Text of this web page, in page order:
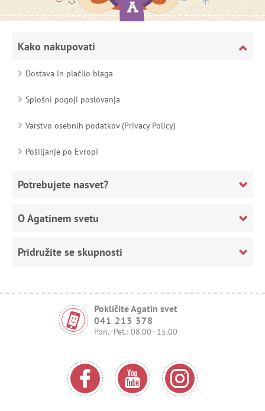
Kako nakupovati
Dostava in plačilo blaga
Splošni pogoji poslovanja
Varstvo osebnih podatkov (Privacy Policy)
Pošiljanje po Evropi
Potrebujete nasvet?
O Agatinem svetu
Pridružite se skupnosti
Pokličite Agatin svet
041 213 378
Pon.–Pet.: 08.00–15.00